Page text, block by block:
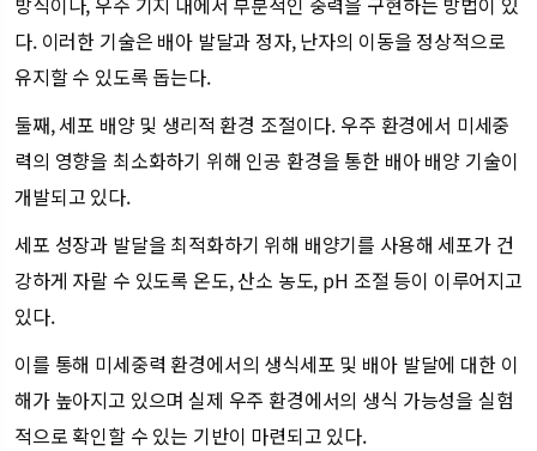
다. 이러한 기술은 배아 발달과 정자, 난자의 이동을 정상적으로
유지할 수 있도록 돕는다.
둘째, 세포 배양 및 생리적 환경 조절이다. 우주 환경에서 미세중
력의 영향을 최소화하기 위해 인공 환경을 통한 배아 배양 기술이
개발되고 있다.
세포 성장과 발달을 최적화하기 위해 배양기를 사용해 세포가 건
강하게 자랄 수 있도록 온도, 산소 농도, pH 조절 등이 이루어지고
있다.
이를 통해 미세중력 환경에서의 생식세포 및 배아 발달에 대한 이
해가 높아지고 있으며 실제 우주 환경에서의 생식 가능성을 실험
적으로 확인할 수 있는 기반이 마련되고 있다.